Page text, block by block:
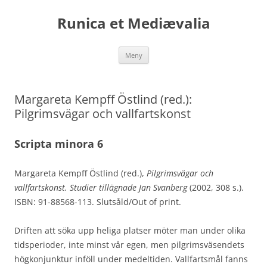
Runica et Mediævalia
Meny Hoppa
innehåll
Margareta Kempff Östlind (red.):
Pilgrimsvägar och vallfartskonst
Scripta minora 6
Margareta Kempff Östlind (red.), Pilgrimsvägar och
vallfartskonst. Studier tillägnade Jan Svanberg(2002, 308 s.).
ISBN: 91-88568-113. Slutsåld/Out of print.
Driften att söka upp heliga platser möter man under olika
tidsperioder, inte minst vår egen, men pilgrimsväsendets
högkonjunktur inföll under medeltiden. Vallfartsmål fanns